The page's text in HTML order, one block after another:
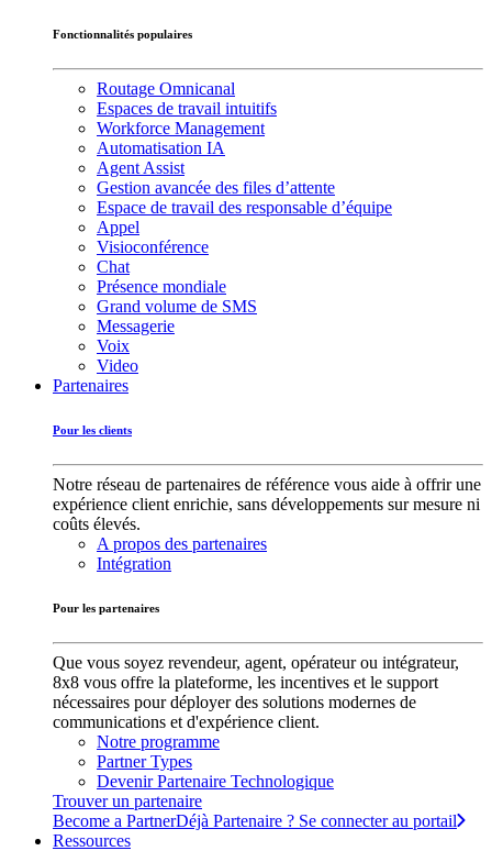
Fonctionnalités populaires
Routage Omnicanal
Espaces de travail intuitifs
Workforce Management
Automatisation IA
Agent Assist
Gestion avancée des files d’attente
Espace de travail des responsable d’équipe
Appel
Visioconférence
Chat
Présence mondiale
Grand volume de SMS
Messagerie
Voix
Video
Partenaires
Pour les clients
Notre réseau de partenaires de référence vous aide à offrir une
expérience client enrichie, sans développements sur mesure ni
coûts élevés.
A propos des partenaires
Intégration
Pour les partenaires
Que vous soyez revendeur, agent, opérateur ou intégrateur,
8x8 vous offre la plateforme, les incentives et le support
nécessaires pour déployer des solutions modernes de
communications et d'expérience client.
Notre programme
Partner Types
Devenir Partenaire Technologique
Trouver un partenaire
Become a PartnerDéjà Partenaire ? Se connecter au portail
Ressources